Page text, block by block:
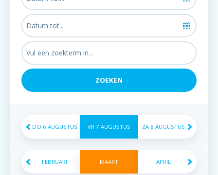
DO 6 AUGUSTUS VR 7 AUGUSTUS ZA 8 AUGUSTUS
FEBRUARI MAART APRIL